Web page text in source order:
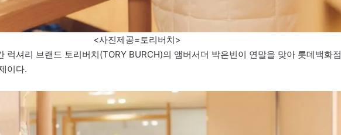
<사진제공=토리버치>
럭셔리 브랜드 토리버치(TORY BURCH)의 앰버서더 박은빈이 연말을 맞아 롯데백화점
이다.